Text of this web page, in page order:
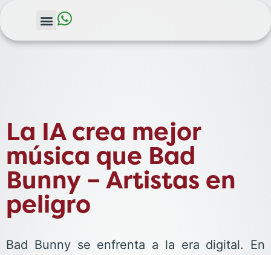
La IA crea mejor
música que Bad
Bunny – Artistas en
peligro
Bad Bunny se enfrenta a la era digital. En